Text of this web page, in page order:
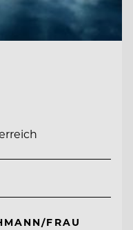
FRAU